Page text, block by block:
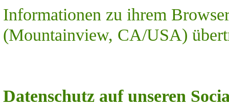
Informationen zu ihrem
(Mountainview, CA/USA)
Datenschutz auf unseren